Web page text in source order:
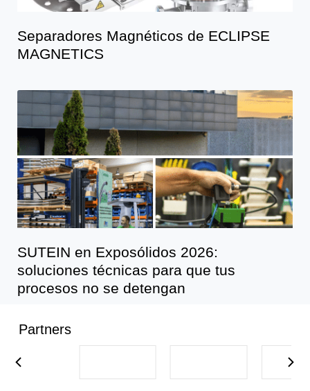
Separadores Magnéticos de ECLIPSE
MAGNETICS
SUTEIN en Exposólidos 2026:
soluciones técnicas para que tus
procesos no se detengan
Partners